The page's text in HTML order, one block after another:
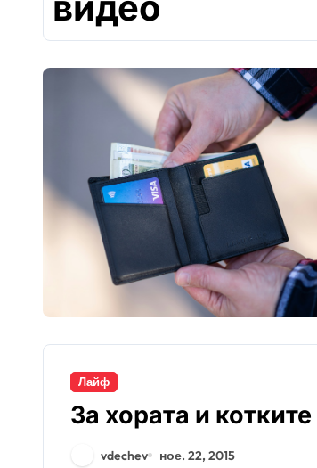
Лайф
За хората и котките
vdechev ное. 22, 2015